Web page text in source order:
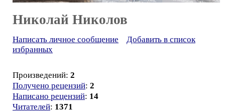
Николай Николов
Написать личное сообщение
Добавить в список
избранных
Произведений: 2
Получено рецензий: 2
Написано рецензий: 14
Читателей: 1371